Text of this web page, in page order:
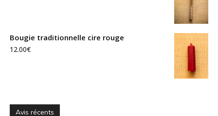
Bougie traditionnelle cire rouge
12.00€
Avis récents